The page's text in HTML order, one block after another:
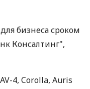
бизнеса сроком
Консалтинг",
4, Corolla, Auris